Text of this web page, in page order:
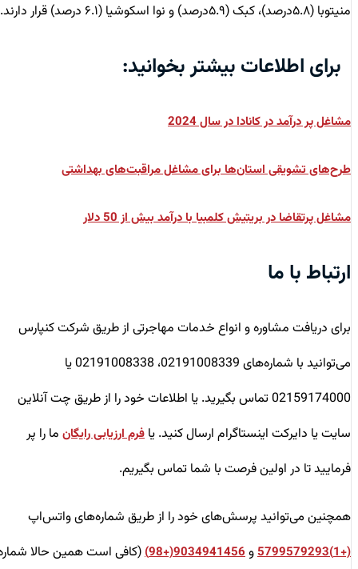
منیتوبا (۵.۸درصد)، کبک (۵.۹درصد) و نوا اسکوشیا (۶.۱ درصد) قرار دارند.
برای اطلاعات بیشتر بخوانید:
مشاغل پر درآمد در کانادا در سال 2024
طرح‌های تشویقی استان‌ها برای مشاغل مراقبت‌های بهداشتی
مشاغل پرتقاضا در بریتیش کلمبیا با درآمد بیش از 50 دلار
ارتباط با ما
برای دریافت مشاوره و انواع خدمات مهاجرتی از طریق شرکت کنپارس
می‌توانید با شماره‌های 02191008339، 02191008338 یا
02159174000 تماس بگیرید. یا اطلاعات خود را از طریق چت آنلاین
سایت یا دایرکت اینستاگرام ارسال کنید. یافرم ارزیابی رایگانما را پر
فرمایید تا در اولین فرصت با شما تماس بگیریم.
همچنین می‌توانید پرسش‌های خود را از طریق شماره‌های واتس‌اپ
(+1)5799579293 و9034941456(+98) (کافی است همین حالا شماره